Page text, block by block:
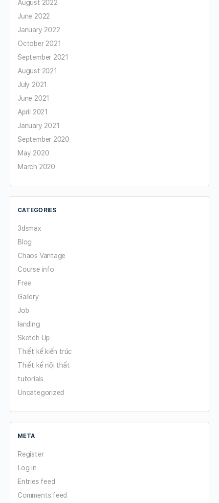
August 2022
June 2022
January 2022
October 2021
September 2021
August 2021
July 2021
June 2021
April 2021
January 2021
September 2020
May 2020
March 2020
CATEGORIES
3dsmax
Blog
Chaos Vantage
Course info
Free
Gallery
Job
landing
Sketch Up
Thiết kế kiến trúc
Thiết kế nội thất
tutorials
Uncategorized
META
Register
Log in
Entries feed
Comments feed